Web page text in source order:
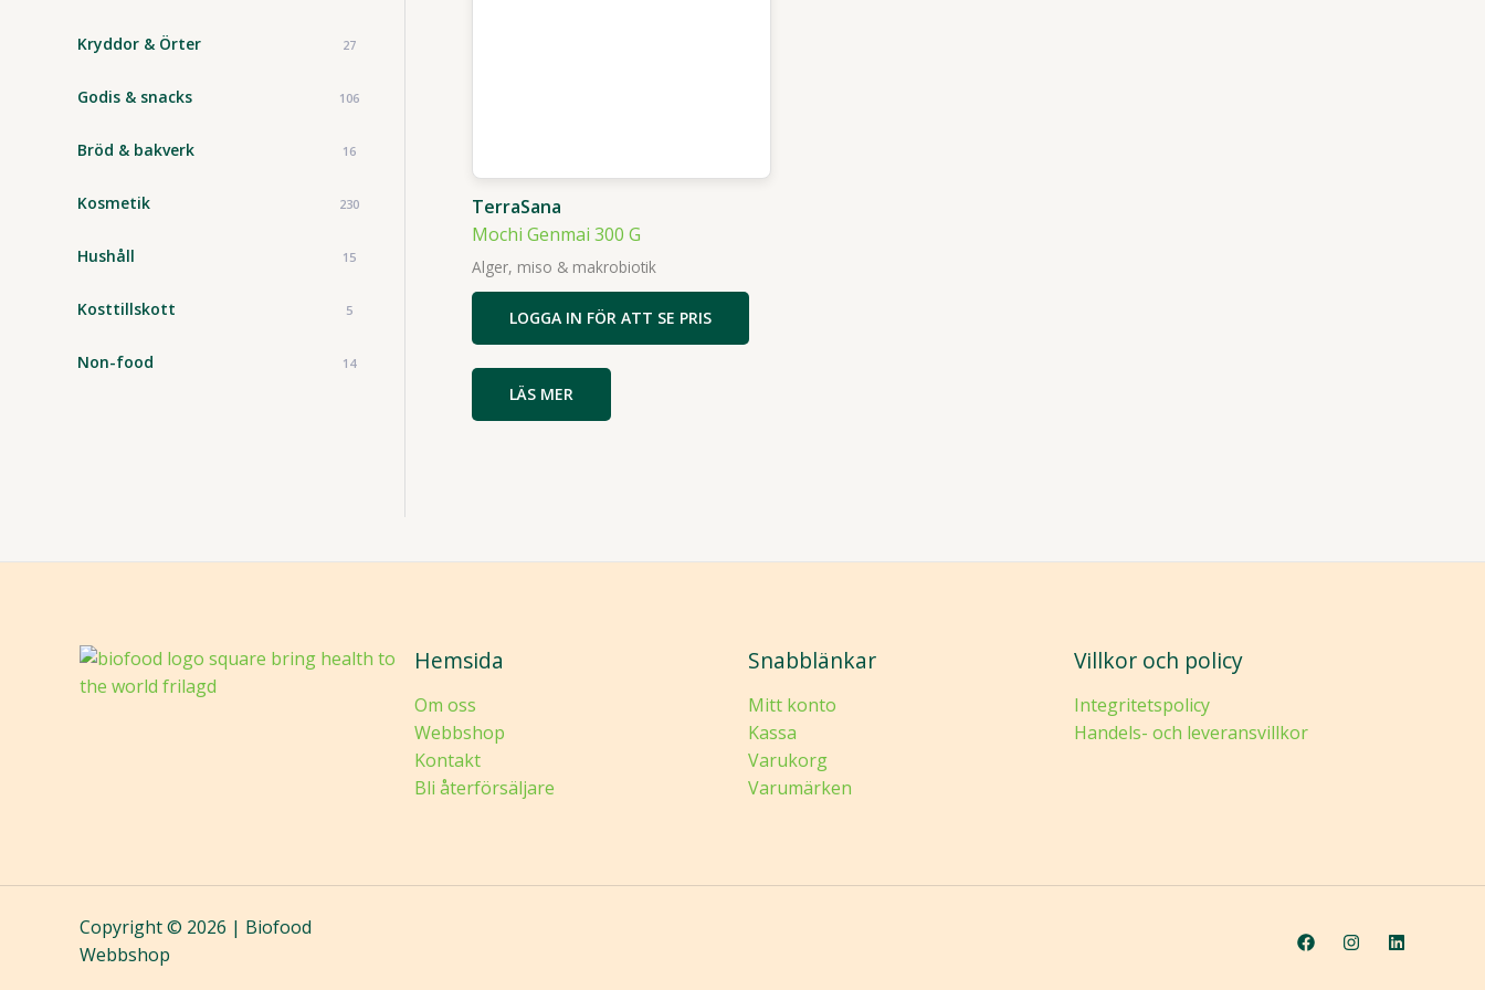
Kryddor & Örter 27
Godis & snacks 106
Bröd & bakverk 16
Kosmetik 230
Hushåll 15
Kosttillskott 5
Non-food 14
TerraSana
Mochi Genmai 300 G
Alger, miso & makrobiotik
LOGGA IN FÖR ATT SE PRIS
LÄS MER
Hemsida
Om oss
Webbshop
Kontakt
Bli återförsäljare
Snabblänkar
Mitt konto
Kassa
Varukorg
Varumärken
Villkor och policy
Integritetspolicy
Handels- och leveransvillkor
Copyright © 2026 | Biofood
Webbshop